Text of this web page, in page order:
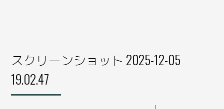
スクリーンショット 2025-12-05
19.02.47